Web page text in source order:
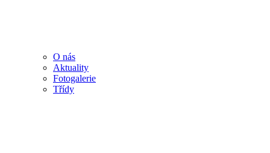
O nás
Aktuality
Fotogalerie
Třídy